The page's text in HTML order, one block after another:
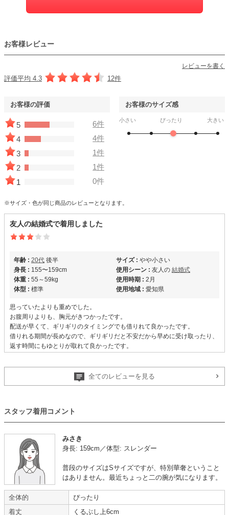
お客様レビュー
レビューを書く
評価平均 4.3 12件
お客様の評価
5
6件
4
4件
3
1件
2
1件
1
0件
お客様のサイズ感
小さい ぴったり 大きい
※サイズ・色が同じ商品のレビューとなります。
友人の結婚式で着用しました
年齢 : 20代 後半
身長 : 155〜159cm
体重 : 55～59kg
体型 : 標準
サイズ : やや小さい
使用シーン : 友人の 結婚式
使用時期 : 2月
使用地域 : 愛知県
思っていたよりも重めでした。
お腹周りよりも、胸元がきつかったです。
配送が早くて、ギリギリのタイミングでも借りれて良かったです。
借りれる期間が長めなので、ギリギリだと不安だから早めに受け取ったり、
返す時間にもゆとりが取れて良かったです。
AIMER
デザインが可愛い
年齢 : 30代前半
身長 :160〜164cm
体重 :
サイズ : やや大きい
使用時期 :6月
全てのレビューを見る
スタッフ着用コメント
みさき
身長: 159cm／体型: スレンダー
普段のサイズはSサイズですが、特別華奢ということ
はありません。最近ちょっと二の腕が気になります。
全体的
ぴったり
着丈
くるぶし上6cm